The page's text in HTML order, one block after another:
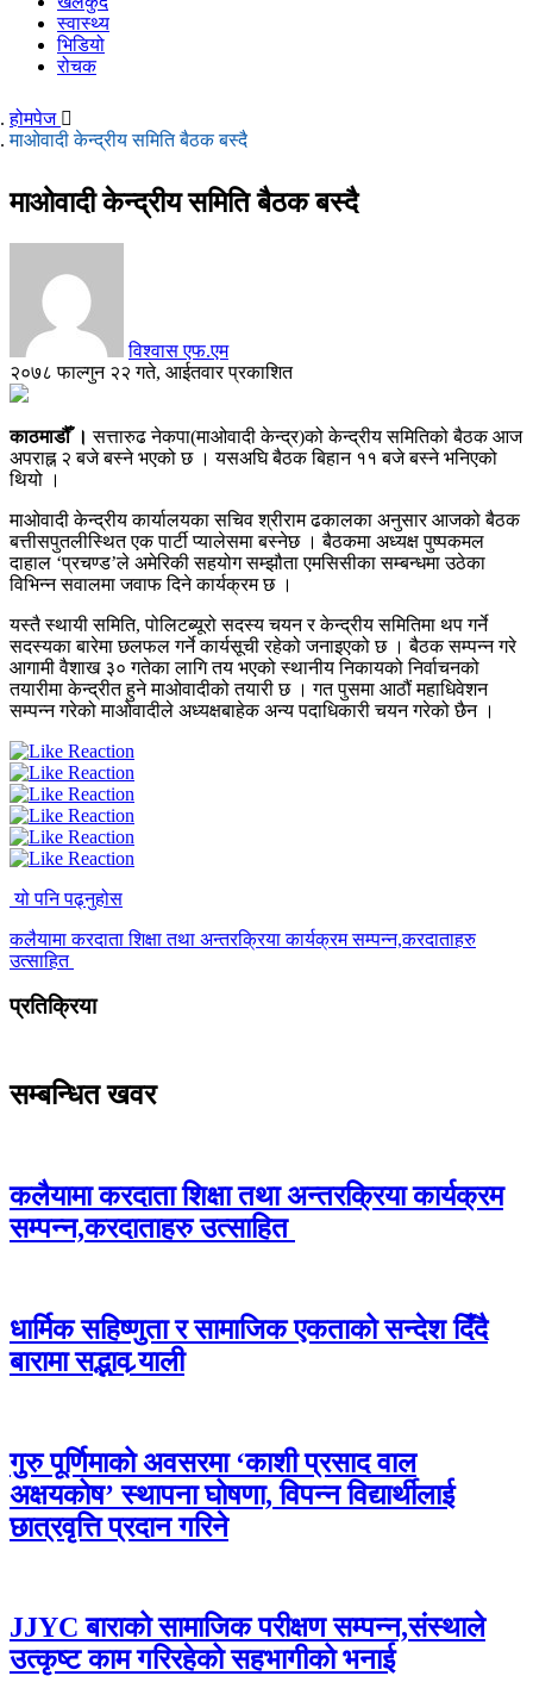
स्वास्थ्य
भिडियो
रोचक
होमपेज
माओवादी केन्द्रीय समिति बैठक बस्दै
माओवादी केन्द्रीय समिति बैठक बस्दै
विश्वास एफ.एम
२०७८ फाल्गुन २२ गते, आईतवार प्रकाशित
काठमाडौँ ।सत्तारुढ नेकपा(माओवादी केन्द्र)को केन्द्रीय समितिको बैठक आज
अपराह्न २ बजे बस्ने भएको छ । यसअघि बैठक बिहान ११ बजे बस्ने भनिएको
थियो ।
माओवादी केन्द्रीय कार्यालयका सचिव श्रीराम ढकालका अनुसार आजको बैठक
बत्तीसपुतलीस्थित एक पार्टी प्यालेसमा बस्नेछ । बैठकमा अध्यक्ष पुष्पकमल
दाहाल ‘प्रचण्ड’ले अमेरिकी सहयोग सम्झौता एमसिसीका सम्बन्धमा उठेका
विभिन्न सवालमा जवाफ दिने कार्यक्रम छ ।
यस्तै स्थायी समिति, पोलिटब्यूरो सदस्य चयन र केन्द्रीय समितिमा थप गर्ने
सदस्यका बारेमा छलफल गर्ने कार्यसूची रहेको जनाइएको छ । बैठक सम्पन्न गरे
आगामी वैशाख ३० गतेका लागि तय भएको स्थानीय निकायको निर्वाचनको
तयारीमा केन्द्रीत हुने माओवादीको तयारी छ । गत पुसमा आठौं महाधिवेशन
सम्पन्न गरेको माओवादीले अध्यक्षबाहेक अन्य पदाधिकारी चयन गरेको छैन ।
यो पनि पढ्नुहोस
कलैयामा करदाता शिक्षा तथा अन्तरक्रिया कार्यक्रम सम्पन्न,करदाताहरु
उत्साहित
प्रतिक्रिया
सम्बन्धित खवर
कलैयामा करदाता शिक्षा तथा अन्तरक्रिया कार्यक्रम
सम्पन्न,करदाताहरु उत्साहित
धार्मिक सहिष्णुता र सामाजिक एकताको सन्देश दिँदै
बारामा सद्भाव र्‍याली
गुरु पूर्णिमाको अवसरमा ‘काशी प्रसाद वाल
अक्षयकोष’ स्थापना घोषणा, विपन्न विद्यार्थीलाई
छात्रवृत्ति प्रदान गरिने
JJYC बाराको सामाजिक परीक्षण सम्पन्न,संस्थाले
उत्कृष्ट काम गरिरहेको सहभागीको भनाई